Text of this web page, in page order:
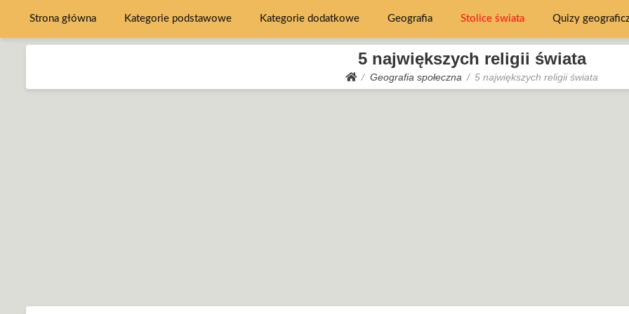
Strona główna Kategorie podstawowe Kategorie dodatkowe Geografia Stolice świata Quizy
5 największych religii świata
Geografia społeczna 5 największych religii świata